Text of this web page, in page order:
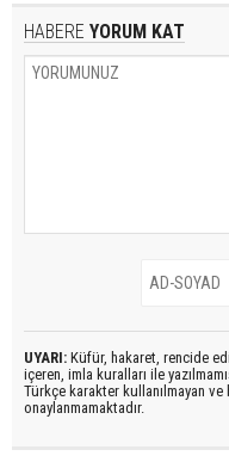
HABERE YORUM KAT
UYARI: Küfür, hakaret, rencide
içeren, imla kuralları ile
Türkçe karakter kullanılmayan
onaylanmamaktadır.